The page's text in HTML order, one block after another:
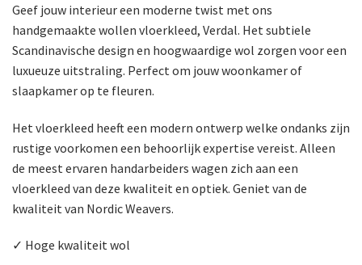
Geef jouw interieur een moderne twist met ons
handgemaakte wollen vloerkleed, Verdal. Het subtiele
Scandinavische design en hoogwaardige wol zorgen voor een
luxueuze uitstraling. Perfect om jouw woonkamer of
slaapkamer op te fleuren.
Het vloerkleed heeft een modern ontwerp welke ondanks zijn
rustige voorkomen een behoorlijk expertise vereist. Alleen
de meest ervaren handarbeiders wagen zich aan een
vloerkleed van deze kwaliteit en optiek. Geniet van de
kwaliteit van Nordic Weavers.
✓ Hoge kwaliteit wol